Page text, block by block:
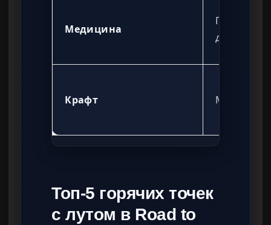
Медицина
Грязные
Крафт
Топ-5 горячих точек
с лутом в Road to